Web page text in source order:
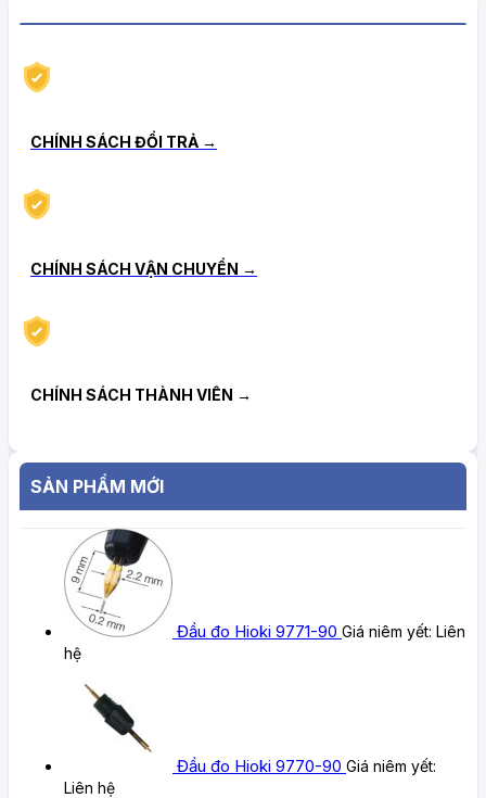
CHÍNH SÁCH ĐỔI TRẢ →
CHÍNH SÁCH VẬN CHUYỂN →
CHÍNH SÁCH THÀNH VIÊN →
SẢN PHẨM MỚI
Đầu đo Hioki 9771-90 Giá niêm yết: Liên
hệ
Đầu đo Hioki 9770-90 Giá niêm yết:
Liên hệ